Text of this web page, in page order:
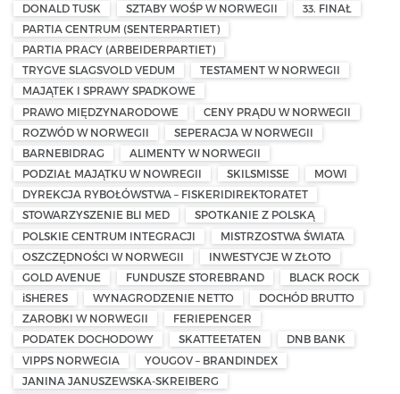
DONALD TUSK
SZTABY WOŚP W NORWEGII
33. FINAŁ
PARTIA CENTRUM (SENTERPARTIET)
PARTIA PRACY (ARBEIDERPARTIET)
TRYGVE SLAGSVOLD VEDUM
TESTAMENT W NORWEGII
MAJĄTEK I SPRAWY SPADKOWE
PRAWO MIĘDZYNARODOWE
CENY PRĄDU W NORWEGII
ROZWÓD W NORWEGII
SEPERACJA W NORWEGII
BARNEBIDRAG
ALIMENTY W NORWEGII
PODZIAŁ MAJĄTKU W NOWREGII
SKILSMISSE
MOWI
DYREKCJA RYBOŁÓWSTWA – FISKERIDIREKTORATET
STOWARZYSZENIE BLI MED
SPOTKANIE Z POLSKĄ
POLSKIE CENTRUM INTEGRACJI
MISTRZOSTWA ŚWIATA
OSZCZĘDNOŚCI W NORWEGII
INWESTYCJE W ZŁOTO
GOLD AVENUE
FUNDUSZE STOREBRAND
BLACK ROCK
iSHERES
WYNAGRODZENIE NETTO
DOCHÓD BRUTTO
ZAROBKI W NORWEGII
FERIEPENGER
PODATEK DOCHODOWY
SKATTEETATEN
DNB BANK
VIPPS NORWEGIA
YOUGOV – BRANDINDEX
JANINA JANUSZEWSKA-SKREIBERG